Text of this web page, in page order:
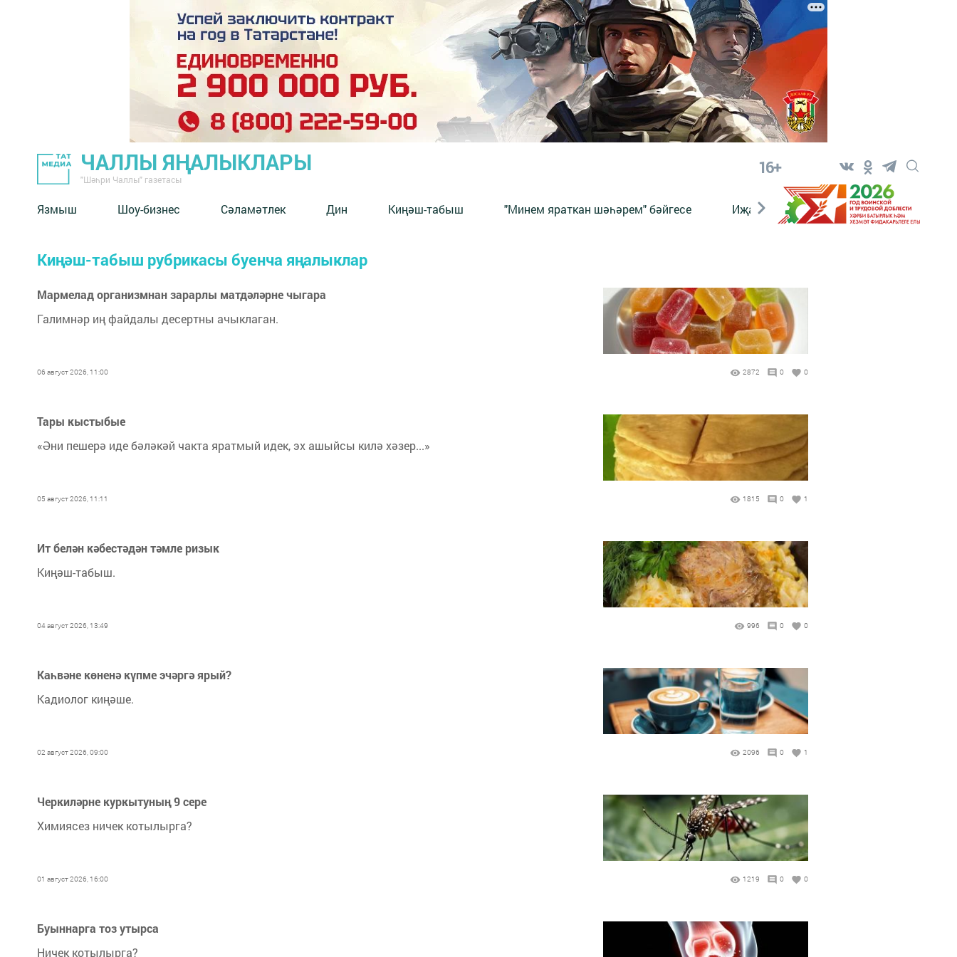
ЧАЛЛЫ ЯҢАЛЫКЛАРЫ
"Шәһри Чаллы" газетасы
16+
Язмыш Шоу-бизнес Сәламәтлек Дин Киңәш-табыш "Минем яраткан шәһәрем" бәйгесе Иҗат Реклама Онлайн
Киңәш-табыш рубрикасы буенча яңалыклар
Мармелад организмнан зарарлы матдәләрне чыгара
Галимнәр иң файдалы десертны ачыклаган.
06 август 2026, 11:00 2872 0 0
Тары кыстыбые
«Әни пешерә иде бәләкәй чакта яратмый идек, эх ашыйсы килә хәзер...»
05 август 2026, 11:11 1815 0 1
Ит белән кәбестәдән тәмле ризык
Киңәш-табыш.
04 август 2026, 13:49 996 0 0
Каһвәне көненә күпме эчәргә ярый?
Кадиолог киңәше.
02 август 2026, 09:00 2096 0 1
Черкиләрне куркытуның 9 сере
Химиясез ничек котылырга?
01 август 2026, 16:00 1219 0 0
Буыннарга тоз утырса
Ничек котылырга?